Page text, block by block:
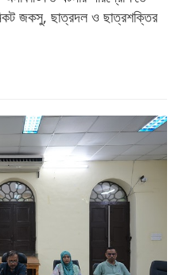
নিকট জকসু, ছাত্রদল ও ছাত্রশক্তির